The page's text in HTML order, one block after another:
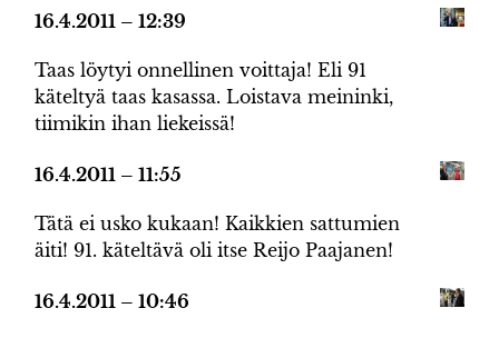
16.4.2011 – 12:39
Taas löytyi onnellinen voittaja! Eli 91
käteltyä taas kasassa. Loistava meininki,
tiimikin ihan liekeissä!
16.4.2011 – 11:55
Tätä ei usko kukaan! Kaikkien sattumien
äiti! 91. käteltävä oli itse Reijo Paajanen!
16.4.2011 – 10:46